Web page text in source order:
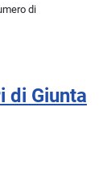
di
di Giunta